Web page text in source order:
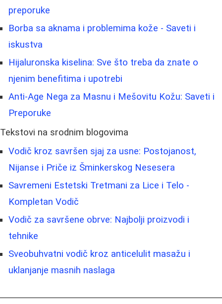
preporuke
Borbа sa aknama i problemima kože - Saveti i
iskustva
Hijaluronska kiselina: Sve što treba da znate o
njenim benefitima i upotrebi
Anti-Age Nega za Masnu i Mešovitu Kožu: Saveti i
Preporuke
Tekstovi na srodnim blogovima
Vodič kroz savršen sjaj za usne: Postojanost,
Nijanse i Priče iz Šminkerskog Nesesera
Savremeni Estetski Tretmani za Lice i Telo -
Kompletan Vodič
Vodič za savršene obrve: Najbolji proizvodi i
tehnike
Sveobuhvatni vodič kroz anticelulit masažu i
uklanjanje masnih naslaga